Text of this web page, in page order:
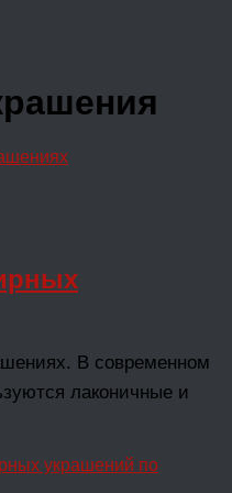
В современном
лаконичные и